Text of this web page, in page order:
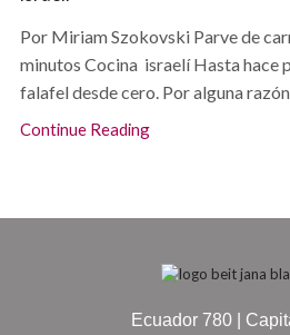
Por Miriam Szokovski Parve de
minutos Cocina israelí Hasta hace
falafel desde cero. Por alguna razón,
Continue Reading
Ecuador 780 |